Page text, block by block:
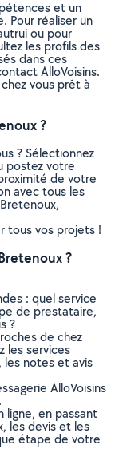
et un
Pour réaliser un
ou pour
les profils des
dans ces
AlloVoisins.
vous prêt à
?
? Sélectionnez
postez votre
de votre
avec tous les
tous vos projets !
?
: quel service
de prestataire,
?
de chez
les services
les notes et avis
AlloVoisins
en passant
les devis et les
étape de votre